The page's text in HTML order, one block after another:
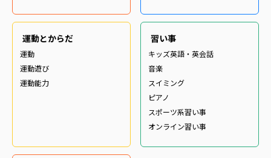
運動とからだ
運動
運動遊び
運動能力
習い事
キッズ英語・英会話
音楽
スイミング
ピアノ
スポーツ系習い事
オンライン習い事